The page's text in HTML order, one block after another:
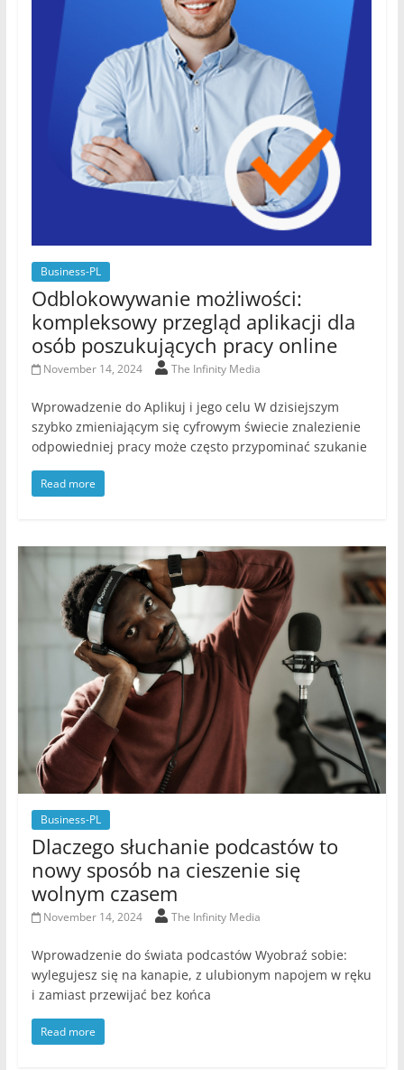
Business-PL
Odblokowywanie możliwości:
kompleksowy przegląd aplikacji dla
osób poszukujących pracy online
November 14, 2024 The Infinity Media
Wprowadzenie do Aplikuj i jego celu W dzisiejszym
szybko zmieniającym się cyfrowym świecie znalezienie
odpowiedniej pracy może często przypominać szukanie
Read more
Business-PL
Dlaczego słuchanie podcastów to
nowy sposób na cieszenie się
wolnym czasem
November 14, 2024 The Infinity Media
Wprowadzenie do świata podcastów Wyobraź sobie:
wylegujesz się na kanapie, z ulubionym napojem w ręku
i zamiast przewijać bez końca
Read more